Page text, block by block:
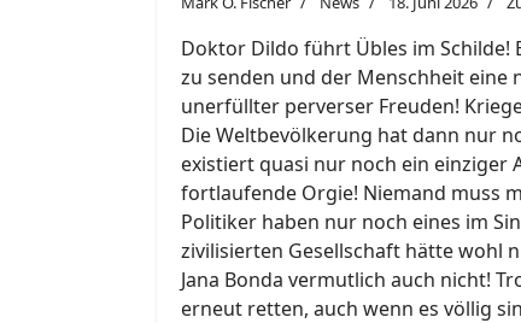
Doktor Dildo führt Übles im Schilde!
zu senden und der Menschheit eine
unerfüllter perverser Freuden!
Die Weltbevölkerung hat dann nur
existiert quasi nur noch ein einziger
fortlaufende Orgie! Niemand muss
Politiker haben nur noch eines im
zivilisierten Gesellschaft hätte wohl
Jana Bonda vermutlich auch nicht!
erneut retten, auch wenn es völlig